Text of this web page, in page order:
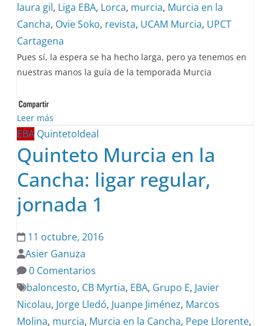
laura gil, Liga EBA, Lorca, murcia, Murcia en la
Cancha, Ovie Soko, revista, UCAM Murcia, UPCT
Cartagena
Pues sí, la espera se ha hecho larga, pero ya tenemos en
nuestras manos la guía de la temporada Murcia
Leer más
EBA QuintetoIdeal
Quinteto Murcia en la
Cancha: ligar regular,
jornada 1
11 octubre, 2016
Asier Ganuza
0 Comentarios
baloncesto, CB Myrtia, EBA, Grupo E, Javier
Nicolau, Jorge Lledó, Juanpe Jiménez, Marcos
Molina, murcia, Murcia en la Cancha, Pepe Llorente,